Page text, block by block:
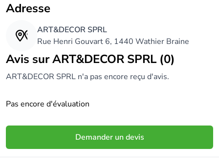
Adresse
ART&DECOR SPRL
Rue Henri Gouvart 6, 1440 Wathier Braine
Avis sur ART&DECOR SPRL (0)
ART&DECOR SPRL n'a pas encore reçu d'avis.
Pas encore d'évaluation
Demander un devis